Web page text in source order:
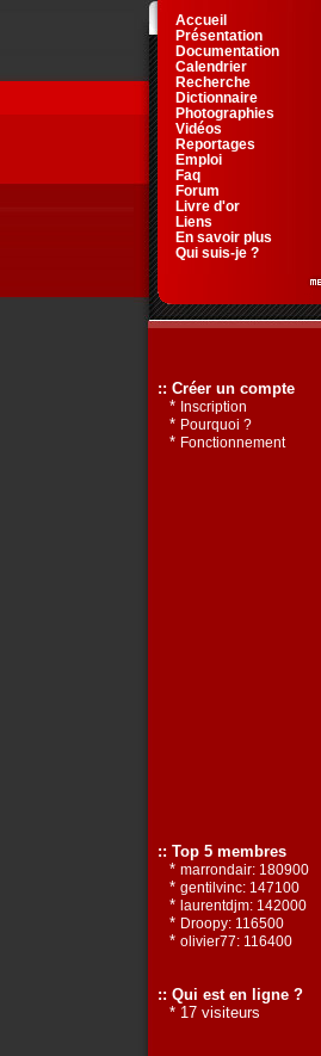
Accueil
Présentation
Documentation
Calendrier
Recherche
Dictionnaire
Photographies
Vidéos
Reportages
Emploi
Faq
Forum
Livre d'or
Liens
En savoir plus
Qui suis-je ?
:: Créer un compte
* Inscription
* Pourquoi ?
* Fonctionnement
:: Top 5 membres
* marrondair: 180900
* gentilvinc: 147100
* laurentdjm: 142000
* Droopy: 116500
* olivier77: 116400
:: Qui est en ligne ?
* 17 visiteurs